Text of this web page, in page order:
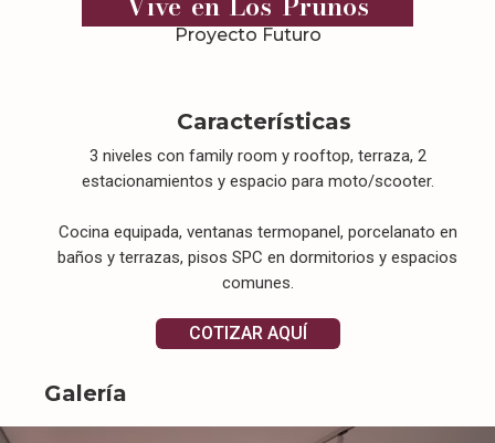
Proyecto Futuro
Características
3 niveles con family room y rooftop, terraza, 2
estacionamientos y espacio para moto/scooter.
Cocina equipada, ventanas termopanel, porcelanato en
baños y terrazas, pisos SPC en dormitorios y espacios
comunes.
COTIZAR AQUÍ
Galería